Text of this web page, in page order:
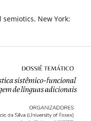
semiotics. New York: